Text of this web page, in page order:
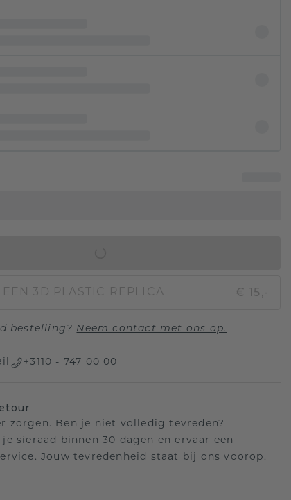
EEN 3D PLASTIC REPLICA € 15,-
bestelling? Neem contact met ons op.
+3110 - 747 00 00
zorgen. Ben je niet volledig tevreden?
sieraad binnen 30 dagen en ervaar een
Jouw tevredenheid staat bij ons voorop.